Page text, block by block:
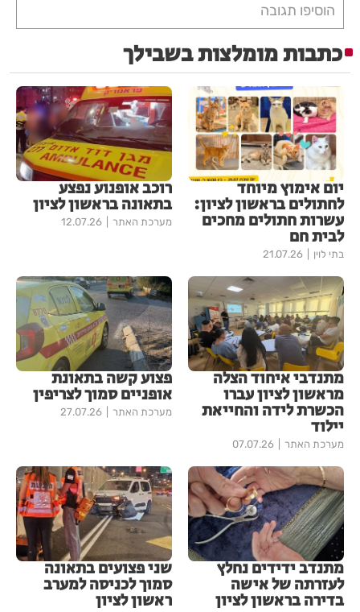
הוסיפו תגובה
כתבות מומלצות בשבילך
יום אימוץ מיוחד
לחתולים בראשון לציון:
עשרות חתולים מחכים
לבית חם
בתי לוין 21.07.26
רוכב אופנוע נפצע
בתאונה בראשון לציון
מערכת האתר 12.07.26
מתנדבי איחוד הצלה
מראשון לציון עברו
הכשרת לידה והחייאת
יילוד
מערכת האתר 07.07.26
פצוע קשה בתאונת
אופניים סמוך לצריפין
מערכת האתר 27.07.26
מתנדב ידידים נחלץ
לעזרתה של אישה
בדירה בראשון לציון
שני פצועים בתאונה
סמוך לכניסה למערב
ראשון לציון